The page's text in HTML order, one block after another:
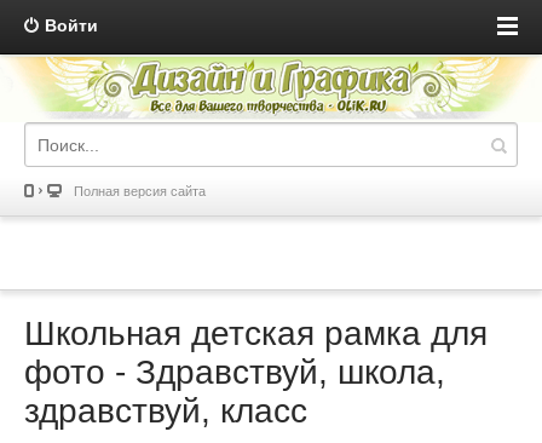
Войти
Полная версия сайта
Школьная детская рамка для
фото - Здравствуй, школа,
здравствуй, класс